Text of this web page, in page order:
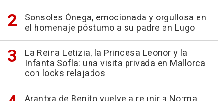
Sonsoles Ónega, emocionada y orgullosa en
el homenaje póstumo a su padre en Lugo
La Reina Letizia, la Princesa Leonor y la
Infanta Sofía: una visita privada en Mallorca
con looks relajados